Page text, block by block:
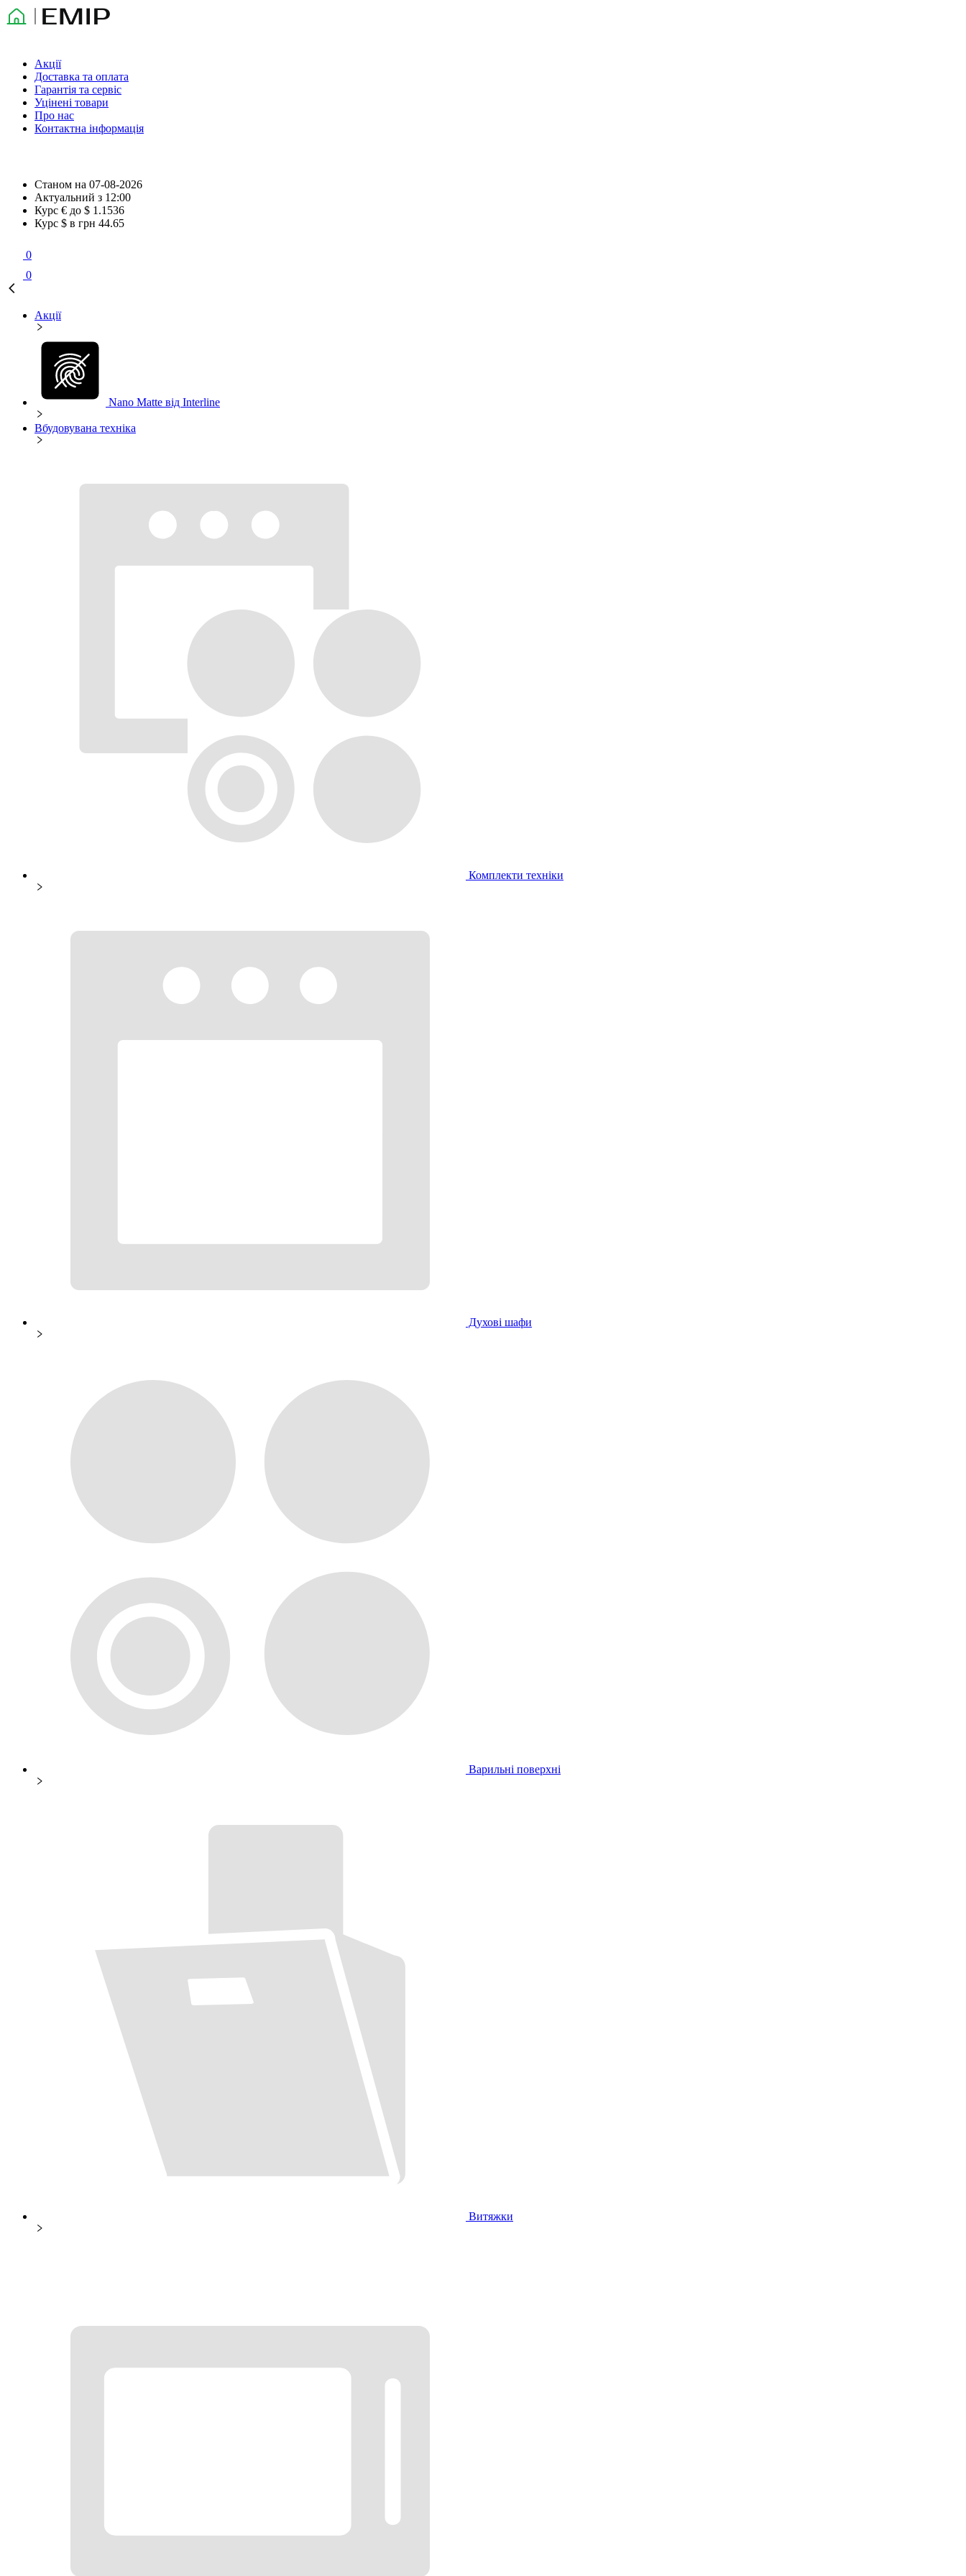
Акції
Доставка та оплата
Гарантія та сервіс
Уцінені товари
Про нас
Контактна інформація
Станом на 07-08-2026
Актуальний з 12:00
Курс € до $ 1.1536
Курс $ в грн 44.65
0
0
Акції
Nano Matte від Interline
Вбудовувана техніка
Комплекти техніки
Духові шафи
Варильні поверхні
Витяжки